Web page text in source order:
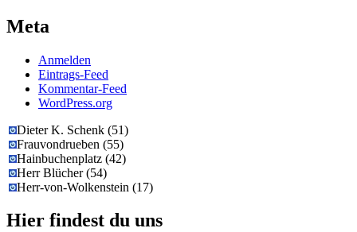
Meta
Anmelden
Eintrags-Feed
Kommentar-Feed
WordPress.org
Dieter K. Schenk(51)
Frauvondrueben(55)
Hainbuchenplatz(42)
Herr Blücher(54)
Herr-von-Wolkenstein(17)
Hier findest du uns